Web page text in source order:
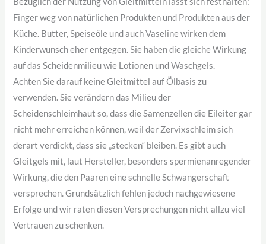
Finger weg von natürlichen Produkten und Produkten aus der
Küche. Butter, Speiseöle und auch Vaseline wirken dem
Kinderwunsch eher entgegen. Sie haben die gleiche Wirkung
auf das Scheidenmilieu wie Lotionen und Waschgels.
Achten Sie darauf keine Gleitmittel auf Ölbasis zu
verwenden. Sie verändern das Milieu der
Scheidenschleimhaut so, dass die Samenzellen die Eileiter gar
nicht mehr erreichen können, weil der Zervixschleim sich
derart verdickt, dass sie „stecken“ bleiben. Es gibt auch
Gleitgels mit, laut Hersteller, besonders spermienanregender
Wirkung, die den Paaren eine schnelle Schwangerschaft
versprechen. Grundsätzlich fehlen jedoch nachgewiesene
Erfolge und wir raten diesen Versprechungen nicht allzu viel
Vertrauen zu schenken.